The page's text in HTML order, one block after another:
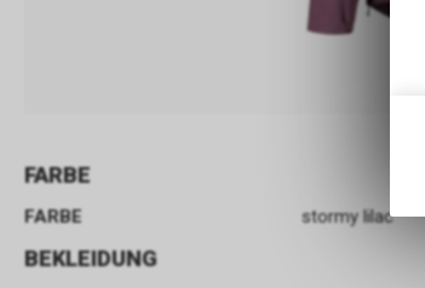
FARBE
FARBE stormy lilac
BEKLEIDUNG